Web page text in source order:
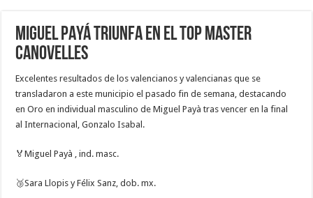
MIGUEL PAYÁ TRIUNFA EN EL TOP MASTER
CANOVELLES
Excelentes resultados de los valencianos y valencianas que se
transladaron a este municipio el pasado fin de semana, destacando
en Oro en individual masculino de Miguel Payà tras vencer en la final
al Internacional, Gonzalo Isabal.
🏅Miguel Payà , ind. masc.
🥉Sara Llopis y Félix Sanz, dob. mx.